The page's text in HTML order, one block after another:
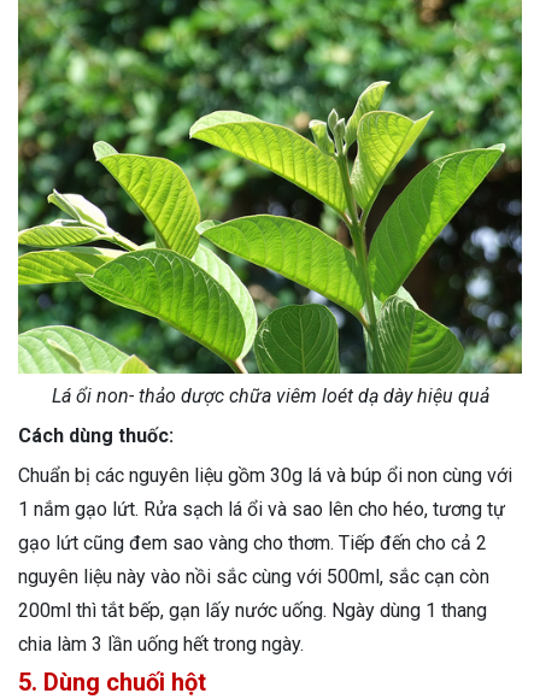
Lá ổi non- thảo dược chữa viêm loét dạ dày hiệu quả
Cách dùng thuốc:
Chuẩn bị các nguyên liệu gồm 30g lá và búp ổi non cùng với
1 nắm gạo lứt. Rửa sạch lá ổi và sao lên cho héo, tương tự
gạo lứt cũng đem sao vàng cho thơm. Tiếp đến cho cả 2
nguyên liệu này vào nồi sắc cùng với 500ml, sắc cạn còn
200ml thì tắt bếp, gạn lấy nước uống. Ngày dùng 1 thang
chia làm 3 lần uống hết trong ngày.
5. Dùng chuối hột